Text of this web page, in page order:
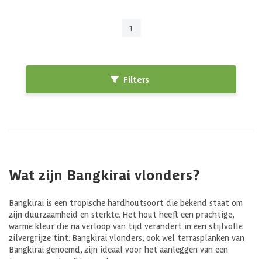
1
Filters
Wat zijn Bangkirai vlonders?
Bangkirai is een tropische hardhoutsoort die bekend staat om
zijn duurzaamheid en sterkte. Het hout heeft een prachtige,
warme kleur die na verloop van tijd verandert in een stijlvolle
zilvergrijze tint. Bangkirai vlonders, ook wel terrasplanken van
Bangkirai genoemd, zijn ideaal voor het aanleggen van een